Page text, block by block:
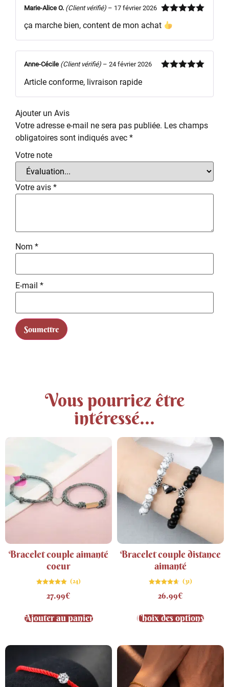
Note
5
Marie-Alice O. (Client vérifié) – 17 février 2026
ça marche bien, content de mon achat
Anne-Cécile (Client vérifié) – 24 février 2026
Article conforme, livraison rapide
Ajouter un Avis
Votre adresse e-mail ne sera pas publiée. Les champs
obligatoires sont indiqués avec *
Votre note
Votre avis *
Nom *
E-mail *
Vous pourriez être
intéressé...
Bracelet couple aimanté
coeur
4.83
sur 5
(24)
27.99€
Ajouter au panier
Bracelet couple distance
aimanté
4.61
sur 5
(31)
26.99€
Choix des options